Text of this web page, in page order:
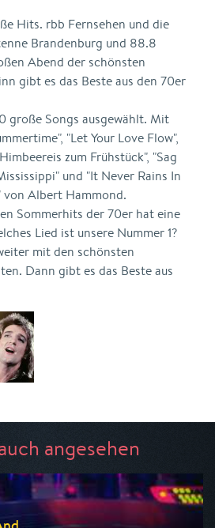
Hits. rbb Fernsehen und die
Brandenburg und 88.8
Abend der schönsten
gibt es das Beste aus den 70er
große Songs ausgewählt. Mit
"Let Your Love Flow",
zum Frühstück", "Sag
und "It Never Rains In
Albert Hammond.
Sommerhits der 70er hat eine
Lied ist unsere Nummer 1?
mit den schönsten
Dann gibt es das Beste aus
angesehen